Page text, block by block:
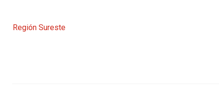
Región Sureste